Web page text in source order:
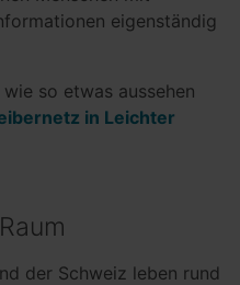
eigenständig
so etwas aussehen
in Leichter
der Schweiz leben rund